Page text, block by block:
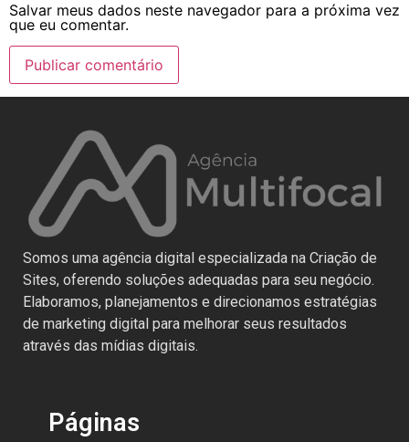
Salvar meus dados neste navegador para a próxima vez
que eu comentar.
Somos uma agência digital especializada na Criação de
Sites, oferendo soluções adequadas para seu negócio.
Elaboramos, planejamentos e direcionamos estratégias
de marketing digital para melhorar seus resultados
através das mídias digitais.
Páginas